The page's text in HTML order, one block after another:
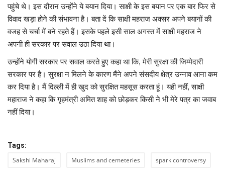
पहुंचे थे। इस दौरान उन्होंने ये बयान दिया। साक्षी के इस बयान पर एक बार फिर से
विवाद खड़ा होने की संभावना है। बता दें कि साक्षी महराज अक्सर अपने बयानों की
वजह से चर्चा में बने रहते हैं। इसके पहले इसी साल अगस्त में साक्षी महराज ने
अपनी ही सरकार पर सवाल उठा दिया था।
उन्होंने योगी सरकार पर सवाल करते हुए कहा था कि, मेरी सुरक्षा की जिम्मेदारी
सरकार पर है। सुरक्षा न मिलने के कारण मैंने अपने संसदीय क्षेत्र उन्नाव आना कम
कर दिया है। मैं दिल्ली में ही खुद को सुरक्षित महसूस करता हूं। यही नहीं, साक्षी
महाराज ने कहा कि गृहमंत्री अमित शाह को छोड़कर किसी ने भी मेरे पत्र का जवाब
नहीं दिया।
Tags:
Sakshi Maharaj Muslims and cemeteries spark controversy